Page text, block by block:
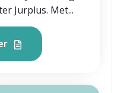
Jurplus. Met...